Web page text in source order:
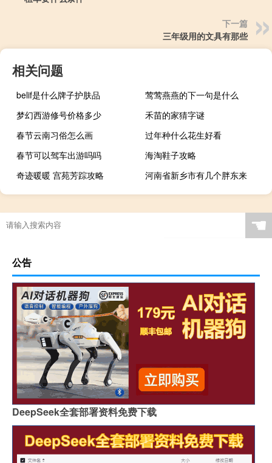
下一篇
三年级用的文具有那些
相关问题
belif是什么牌子护肤品
莺莺燕燕的下一句是什么
梦幻西游修号价格多少
禾苗的家猜字谜
春节云南习俗怎么画
过年种什么花生好看
春节可以驾车出游吗吗
海淘鞋子攻略
奇迹暖暖 宫苑芳踪攻略
河南省新乡市有几个胖东来
☚
公告
DeepSeek全套部署资料免费下载